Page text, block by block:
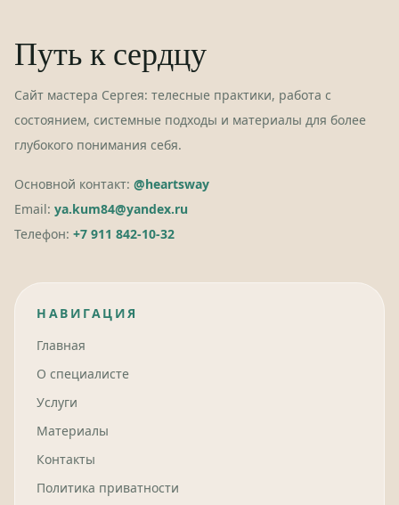
Путь к сердцу
Сайт мастера Сергея: телесные практики, работа с
состоянием, системные подходы и материалы для более
глубокого понимания себя.
Основной контакт: @heartsway
Email: ya.kum84@yandex.ru
Телефон: +7 911 842-10-32
НАВИГАЦИЯ
Главная
О специалисте
Услуги
Материалы
Контакты
Политика приватности